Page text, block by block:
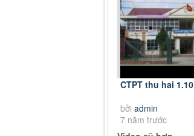
CTPT thu hai 1.10
bởi admin
7 năm trước